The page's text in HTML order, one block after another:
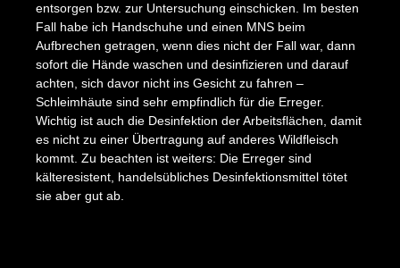
entsorgen bzw. zur Untersuchung einschicken. Im besten
Fall habe ich Handschuhe und einen MNS beim
Aufbrechen getragen, wenn dies nicht der Fall war, dann
sofort die Hände waschen und desinfizieren und darauf
achten, sich davor nicht ins Gesicht zu fahren –
Schleimhäute sind sehr empfindlich für die Erreger.
Wichtig ist auch die Desinfektion der Arbeitsflächen, damit
es nicht zu einer Übertragung auf anderes Wildfleisch
kommt. Zu beachten ist weiters: Die Erreger sind
kälteresistent, handelsübliches Desinfektionsmittel tötet
sie aber gut ab.